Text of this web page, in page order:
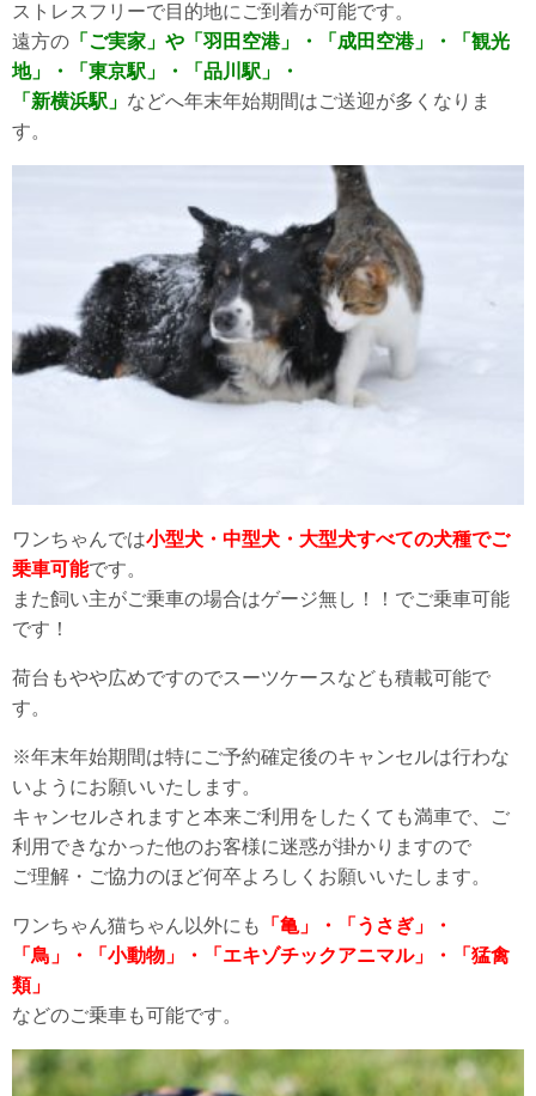
ストレスフリーで目的地にご到着が可能です。
遠方の 「ご実家」や「羽田空港」・「成田空港」・「観光
地」・「東京駅」・「品川駅」・
「新横浜駅」 などへ年末年始期間はご送迎が多くなりま
す。
ワンちゃんでは小型犬・中型犬・大型犬すべての犬種でご
乗車可能です。
また飼い主がご乗車の場合はゲージ無し！！でご乗車可能
です！
荷台もやや広めですのでスーツケースなども積載可能で
す。
※年末年始期間は特にご予約確定後のキャンセルは行わな
いようにお願いいたします。
キャンセルされますと本来ご利用をしたくても満車で、ご
利用できなかった他のお客様に迷惑が掛かりますので
ご理解・ご協力のほど何卒よろしくお願いいたします。
ワンちゃん猫ちゃん以外にも
「亀」・「うさぎ」・
「鳥」・「小動物」・「エキゾチックアニマル」・「猛禽
類」
などのご乗車も可能です。